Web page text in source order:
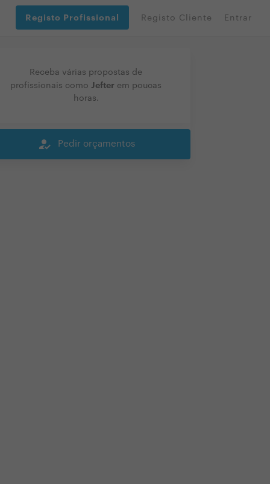
Registo Profissional Registo Cliente Entrar
Receba várias propostas de
profissionais como Jefter em poucas
horas.
how_to_reg Pedir orçamentos